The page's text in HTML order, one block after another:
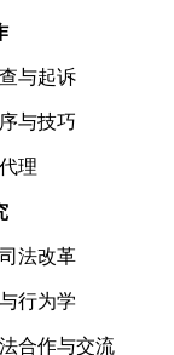
与起诉
与技巧
理
法改革
行为学
合作与交流